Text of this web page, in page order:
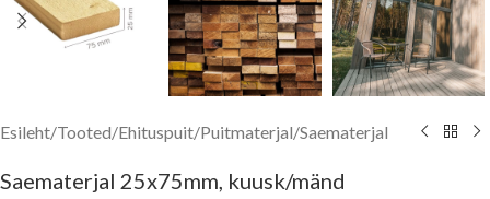
Esileht/Tooted/Ehituspuit/Puitmaterjal/Saematerjal
Saematerjal 25x75mm, kuusk/mänd